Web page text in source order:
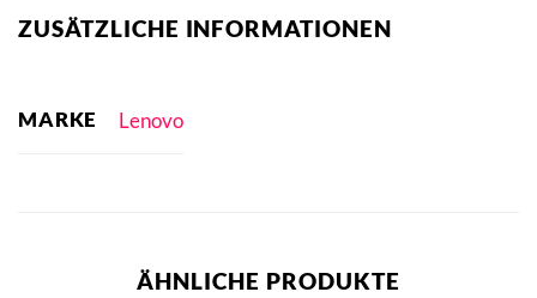
ZUSÄTZLICHE INFORMATIONEN
MARKE Lenovo
ÄHNLICHE PRODUKTE